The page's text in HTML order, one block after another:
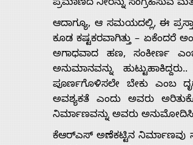
Contact
ಪ್ರಮಾಣದ ನೀರನ್ನು ಸಂಗ್ರಹಿಸುವ
ಆದಾಗ್ಯೂ, ಆ ಸಮಯದಲ್ಲಿ, ಈ
ಕೂಡ ಕಷ್ಟಕರವಾಗಿತ್ತು – ಏಕೆಂದರೆ
ಅಗಾಧವಾದ ಹಣ, ಸಂಕೀರ್ಣ
ಅನುಮಾನವನ್ನು
ಪೂರ್ಣಗೊಳಿಸಲೇ ಬೇಕು ಎಂಬ
ಅವಶ್ಯಕತೆ ಎಂದು ಅವರು
ನಿರ್ಮಾಣವನ್ನು ಅವರು
ಕೆಆರ್‌ಎಸ್ ಅಣೆಕಟ್ಟಿನ ನಿರ್ಮಾಣವು